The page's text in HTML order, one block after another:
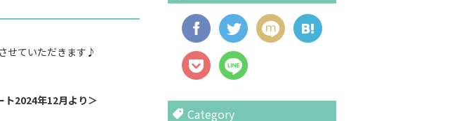
せていただきます♪
ト2024年12月より＞
Category